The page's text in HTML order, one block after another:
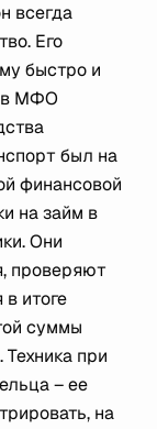
всегда
Его
быстро и
в МФО
был на
финансовой
на займ в
Они
проверяют
итоге
суммы
при
– ее
на